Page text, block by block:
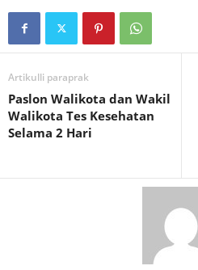
Artikulli paraprak
Paslon Walikota dan Wakil
Walikota Tes Kesehatan
Selama 2 Hari